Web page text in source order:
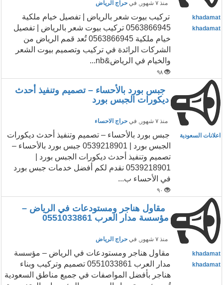
منذ ٧ شهور , في حراج الرياض
khadamat
khadamat
تركيب بيوت شعر بالرياض | تفصيل خيام ملكية
0563866945 تركيب بيوت شعر بالرياض | تفصيل
خيام ملكية 0563866945 تُعد قمم الرياض من
الشركات الرائدة في تركيب وتصميم بيوت الشعر
والخيام في الرياض&nb...
٩٨
جبس بورد بالأحساء – تصميم وتنفيذ أحدث
ديكورات الجبس بورد
منذ ٧ شهور , في حراج الاحساء
اعلانات السعودية
جبس بورد بالأحساء – تصميم وتنفيذ أحدث ديكورات
الجبس بورد | 0539218901 جبس بورد بالأحساء –
تصميم وتنفيذ أحدث ديكورات الجبس بورد |
0539218901 نقدم لكم أفضل خدمات جبس بورد
في الأحساء ب...
٩٠
مقاول هناجر ومستودعات في الرياض –
مؤسسة مدار العرب 0551033861
منذ ٧ شهور , في حراج الرياض
khadamat
khadamat
مقاول هناجر ومستودعات في الرياض – مؤسسة
مدار العرب 0551033861 تصميم وتركيب وبناء
هناجر بأفضل المواصفات في جميع مناطق السعودية